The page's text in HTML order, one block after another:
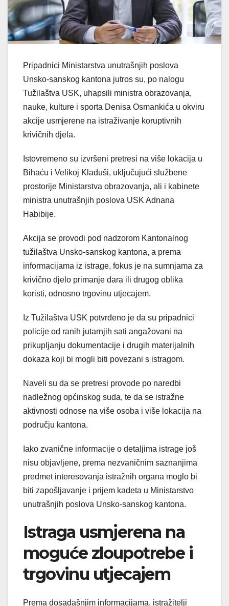
Pripadnici Ministarstva unutrašnjih poslova
Unsko-sanskog kantona jutros su, po nalogu
Tužilaštva USK, uhapsili ministra obrazovanja,
nauke, kulture i sporta Denisa Osmankića u okviru
akcije usmjerene na istraživanje koruptivnih
krivičnih djela.
Istovremeno su izvršeni pretresi na više lokacija u
Bihaću i Velikoj Kladuši, uključujući službene
prostorije Ministarstva obrazovanja, ali i kabinete
ministra unutrašnjih poslova USK Adnana
Habibije.
Akcija se provodi pod nadzorom Kantonalnog
tužilaštva Unsko-sanskog kantona, a prema
informacijama iz istrage, fokus je na sumnjama za
krivično djelo primanje dara ili drugog oblika
koristi, odnosno trgovinu utjecajem.
Iz Tužilaštva USK potvrđeno je da su pripadnici
policije od ranih jutarnjih sati angažovani na
prikupljanju dokumentacije i drugih materijalnih
dokaza koji bi mogli biti povezani s istragom.
Naveli su da se pretresi provode po naredbi
nadležnog općinskog suda, te da se istražne
aktivnosti odnose na više osoba i više lokacija na
području kantona.
Iako zvanične informacije o detaljima istrage još
nisu objavljene, prema nezvaničnim saznanjima
predmet interesovanja istražnih organa moglo bi
biti zapošljavanje i prijem kadeta u Ministarstvo
unutrašnjih poslova Unsko-sanskog kantona.
Istraga usmjerena na
moguće zloupotrebe i
trgovinu utjecajem
Prema dosadašnjim informacijama, istražitelji